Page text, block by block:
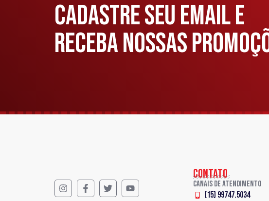
CADASTRE SEU EMAIL E
RECEBA NOSSAS
CONTATO
Canais de Atendimento
(15) 99747.5034